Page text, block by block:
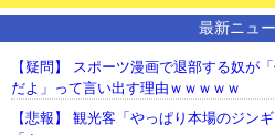
最新ニュ
【疑問】 スポーツ漫画で退部する奴が
だよ」って言い出す理由ｗｗｗｗｗ
【悲報】 観光客「やっぱり本場のジン